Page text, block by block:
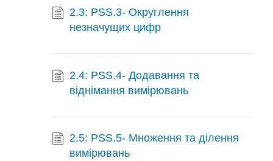
2.3: PSS.3- Округлення
незначущих цифр
2.4: PSS.4- Додавання та
віднімання вимірювань
2.5: PSS.5- Множення та ділення
вимірювань